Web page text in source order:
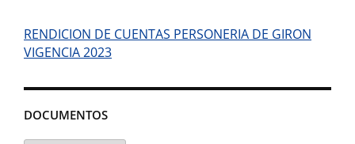
DOCUMENTOS
RENDICION DE CUENTAS PERSONERIA DE GIRON
VIGENCIA 2023